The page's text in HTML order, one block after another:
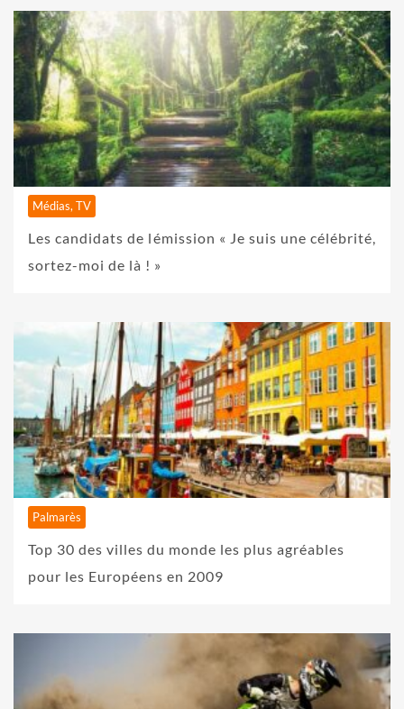
Médias, TV
Les candidats de lémission « Je suis une célébrité,
sortez-moi de là ! »
Palmarès
Top 30 des villes du monde les plus agréables
pour les Européens en 2009